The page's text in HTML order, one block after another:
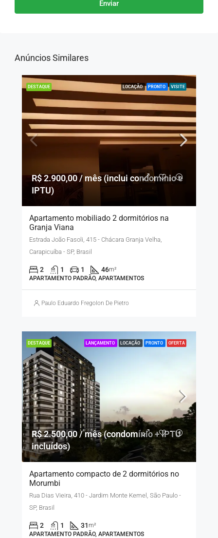
Enviar
Anúncios Similares
DESTAQUE LOCAÇÃO PRONTO VISITE
R$ 2.900,00 / mês (inclui condomínio e
IPTU)
Apartamento mobiliado 2 dormitórios na
Granja Viana
Estrada João Fasoli, 415 - Chácara Granja Velha,
Carapicuíba - SP, Brasil
2 1 1 46m²
APARTAMENTO PADRÃO, APARTAMENTOS
Paulo Eduardo Fregolon De Pietro
DESTAQUE LANÇAMENTO LOCAÇÃO PRONTO OFERTA
R$ 2.500,00 / mês (condomínio + IPTU
incluídos)
Apartamento compacto de 2 dormitórios no
Morumbi
Rua Dias Vieira, 410 - Jardim Monte Kemel, São Paulo -
SP, Brasil
2 1 31m²
APARTAMENTO PADRÃO, APARTAMENTOS